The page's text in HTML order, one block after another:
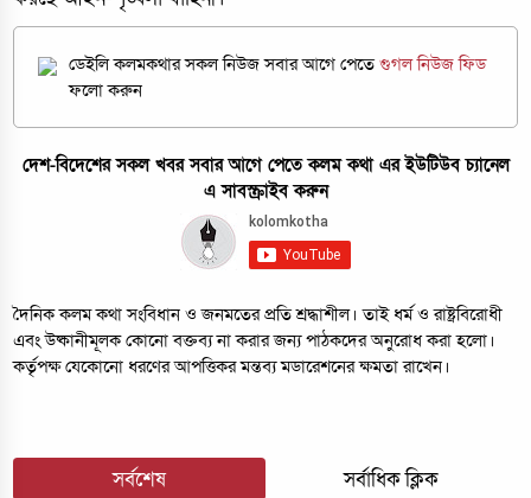
ডেইলি কলমকথার সকল নিউজ সবার আগে পেতেগুগল নিউজ ফিড
ফলো করুন
দেশ-বিদেশের সকল খবর সবার আগে পেতে কলম কথা এর ইউটিউব চ্যানেল
এ সাবস্ক্রাইব করুন
দৈনিক কলম কথা সংবিধান ও জনমতের প্রতি শ্রদ্ধাশীল। তাই ধর্ম ও রাষ্ট্রবিরোধী
এবং উষ্কানীমূলক কোনো বক্তব্য না করার জন্য পাঠকদের অনুরোধ করা হলো।
কর্তৃপক্ষ যেকোনো ধরণের আপত্তিকর মন্তব্য মডারেশনের ক্ষমতা রাখেন।
সর্বশেষ সর্বাধিক ক্লিক